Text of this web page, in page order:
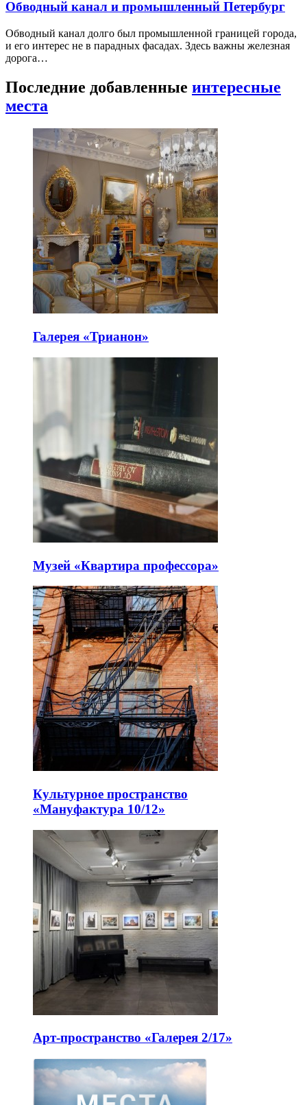
Обводный канал и промышленный Петербург
Обводный канал долго был промышленной границей города,
и его интерес не в парадных фасадах. Здесь важны железная
дорога…
Последние добавленные интересные
места
Галерея «Трианон»
Музей «Квартира профессора»
Культурное пространство
«Мануфактура 10/12»
Арт-пространство «Галерея 2/17»